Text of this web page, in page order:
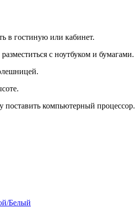
в гостиную или кабинет.
с ноутбуком и бумагами.
компьютерный процессор.
Белый